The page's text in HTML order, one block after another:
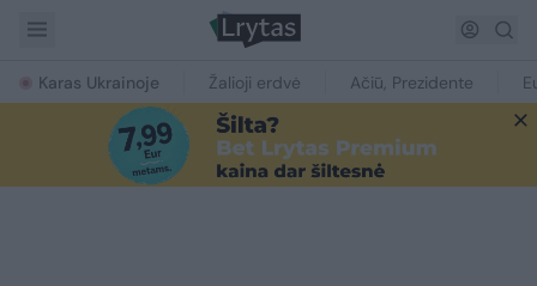
Karas Ukrainoje Žalioji erdvė Ačiū, Prezidente